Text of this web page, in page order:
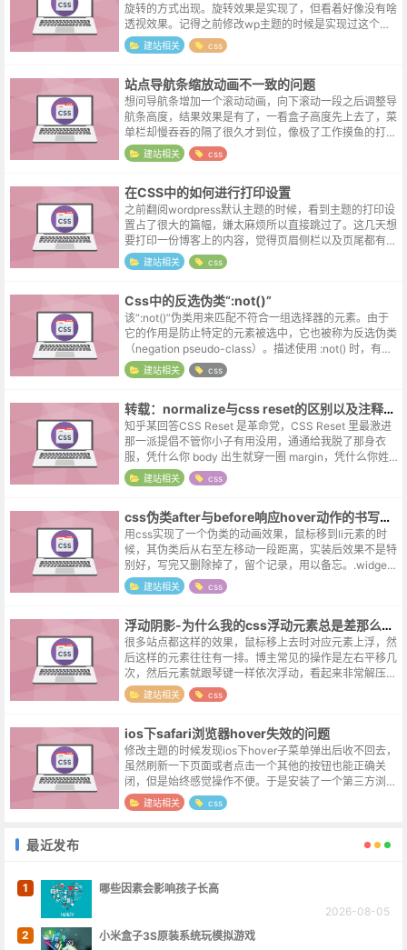
旋转的方式出现。旋转效果是实现了，但看着好像没有啥
透视效果。记得之前修改wp主题的时候是实现过这个效
果的，当真是学如逆水行舟，不进则退...退...退...测试了
几个百度搜索到的代码...
建站相关 css
站点导航条缩放动画不一致的问题
想问导航条增加一个滚动动画，向下滚动一段之后调整导
航条高度，结果效果是有了，一看盒子高度先上去了，菜
单栏却慢吞吞的隔了很久才到位，像极了工作摸鱼的打工
人，盲目的调整了很久，最后发现是各部件动画持续时间
不一致的问题。同一个模块中的零件，...
建站相关 css
在CSS中的如何进行打印设置
之前翻阅wordpress默认主题的时候，看到主题的打印设
置占了很大的篇幅，嫌太麻烦所以直接跳过了。这几天想
要打印一份博客上的内容，觉得页眉侧栏以及页尾都有点
多余，只需要打印博文部分的内容就可以了。于是只能重
新去学习关于打印的语法，发...
建站相关 css
Css中的反选伪类“:not()”
该“:not()”伪类用来匹配不符合一组选择器的元素。由于
它的作用是防止特定的元素被选中，它也被称为反选伪类
（negation pseudo-class）。描述使用 :not() 时，有几
种不寻常的效果和结果需要注意：可以使用此伪类编...
建站相关 css
转载：normalize与css reset的区别以及注释的翻译
知乎某回答CSS Reset 是革命党，CSS Reset 里最激进
那一派提倡不管你小子有用没用，通通给我脱了那身衣
服，凭什么你 body 出生就穿一圈 margin，凭什么你姓 h
的比别人吃得胖，凭什么你 ul 戴一胳膊珠子。于是...
建站相关 css
css伪类after与before响应hover动作的书写格式
用css实现了一个伪类的动画效果，鼠标移到li元素的时
候，其伪类后从右至左移动一段距离，实装后效果不是特
别好，写完又删除掉了，留个记录，用以备忘。.widget-
archive li{ position: relative; ...
建站相关 css
浮动阴影-为什么我的css浮动元素总是差那么点意思
很多站点都这样的效果，鼠标移上去时对应元素上浮，然
后这样的元素往往有一排。博主常见的操作是左右平移几
次，然后元素就跟琴键一样依次浮动，看起来非常解压。
虽然这个效果有个小小的bug，将鼠标停留在浮动起点与
终点的一小块区域，会导致重复触发...
建站相关 css
ios下safari浏览器hover失效的问题
修改主题的时候发现ios下hover子菜单弹出后收不回去，
虽然刷新一下页面或者点击一个其他的按钮也能正确关
闭，但是始终感觉操作不便。于是安装了一个第三方浏览
器（夸克）尝试了一下，第三方浏览器是没有什么问题
的，纯属safari的锅。找了...
建站相关 css
最近发布
1
哪些因素会影响孩子长高
2026-08-05
2
小米盒子3S原装系统玩模拟游戏